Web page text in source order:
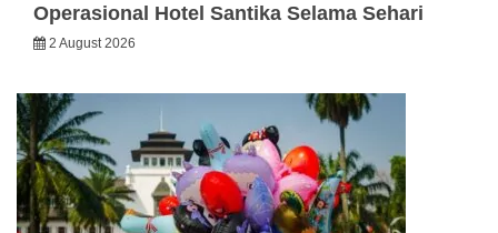
Operasional Hotel Santika Selama Sehari
2 August 2026